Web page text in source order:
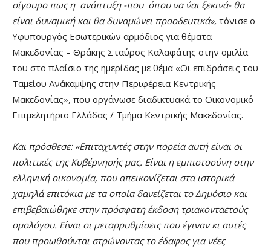
σίγουρο πως η ανάπτυξη -που όπου να ΄ναι ξεκινά- θα
είναι δυναμική και θα δυναμώνει προοδευτικά», τόνισε ο
Υφυπουργός Εσωτερικών αρμόδιος για θέματα
Μακεδονίας – Θράκης Σταύρος Καλαφάτης στην ομιλία
του στο πλαίσιο της ημερίδας με θέμα «Οι επιδράσεις του
Ταμείου Ανάκαμψης στην Περιφέρεια Κεντρικής
Μακεδονίας», που οργάνωσε διαδικτυακά το Οικονομικό
Επιμελητήριο Ελλάδας / Τμήμα Κεντρικής Μακεδονίας.
Και πρόσθεσε: «Επιταχυντές στην πορεία αυτή είναι οι
πολιτικές της Κυβέρνησής μας. Είναι η εμπιστοσύνη στην
ελληνική οικονομία, που απεικονίζεται στα ιστορικά
χαμηλά επιτόκια με τα οποία δανείζεται το Δημόσιο και
επιβεβαιώθηκε στην πρόσφατη έκδοση τριακονταετούς
ομολόγου. Είναι οι μεταρρυθμίσεις που έγιναν κι αυτές
που προωθούνται στρώνοντας το έδαφος για νέες